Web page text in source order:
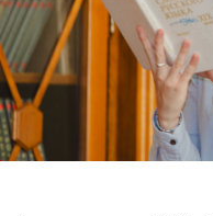
ENG SPN
Приемная
комиссия
+7 (831) 262-26-20